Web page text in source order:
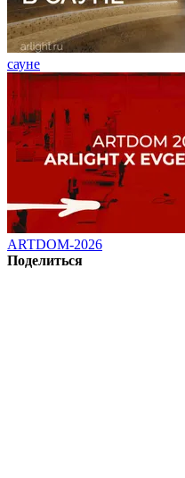
сауне
ARTDOM-2026
Поделиться